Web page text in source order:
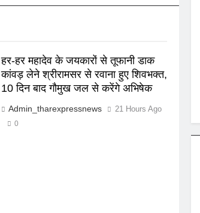
हर-हर महादेव के जयकारों से तूफानी डाक
कांवड़ लेने श्रीरामसर से रवाना हुए शिवभक्त,
10 दिन बाद गौमुख जल से करेंगे अभिषेक
Admin_tharexpressnews 21 Hours Ago
0